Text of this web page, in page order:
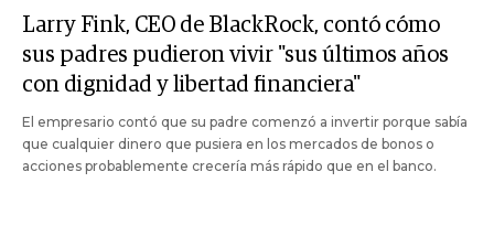
Larry Fink, CEO de BlackRock, contó cómo
sus padres pudieron vivir "sus últimos años
con dignidad y libertad financiera"
El empresario contó que su padre comenzó a invertir porque sabía
que cualquier dinero que pusiera en los mercados de bonos o
acciones probablemente crecería más rápido que en el banco.